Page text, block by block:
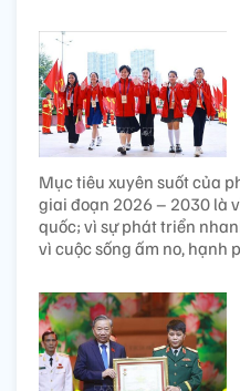
Mục tiêu xuyên suốt của
giai đoạn 2026 – 2030 là
quốc; vì sự phát triển
vì cuộc sống ấm no, hạnh